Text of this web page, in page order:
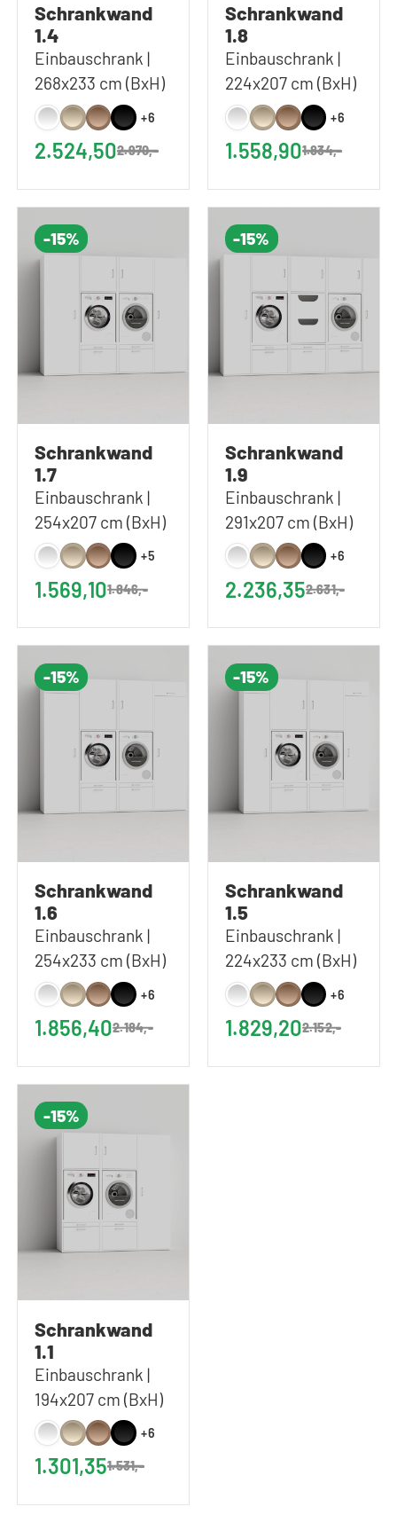
Schrankwand
1.4
Einbauschrank |
268x233 cm (BxH)
+6
2.524,502.970,-
Schrankwand
1.8
Einbauschrank |
224x207 cm (BxH)
+6
1.558,901.834,-
-15%
Schrankwand
1.7
Einbauschrank |
254x207 cm (BxH)
+5
1.569,101.846,-
-15%
Schrankwand
1.9
Einbauschrank |
291x207 cm (BxH)
+6
2.236,352.631,-
-15%
Schrankwand
1.6
Einbauschrank |
254x233 cm (BxH)
+6
1.856,402.184,-
-15%
Schrankwand
1.5
Einbauschrank |
224x233 cm (BxH)
+6
1.829,202.152,-
-15%
Schrankwand
1.1
Einbauschrank |
194x207 cm (BxH)
+6
1.301,351.531,-